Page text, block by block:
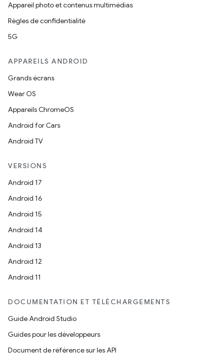
Appareil photo et contenus multimédias
Règles de confidentialité
5G
APPAREILS ANDROID
Grands écrans
Wear OS
Appareils ChromeOS
Android for Cars
Android TV
VERSIONS
Android 17
Android 16
Android 15
Android 14
Android 13
Android 12
Android 11
DOCUMENTATION ET TÉLÉCHARGEMENTS
Guide Android Studio
Guides pour les développeurs
Document de référence sur les API